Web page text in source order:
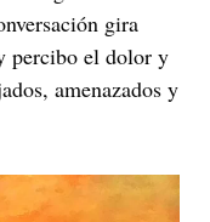
gira
percibo el dolor y
amenazados y